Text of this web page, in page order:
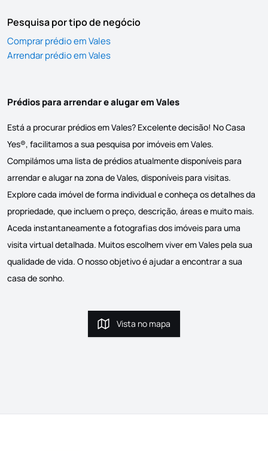
Pesquisa por tipo de negócio
Comprar prédio em Vales
Arrendar prédio em Vales
Prédios para arrendar e alugar em Vales
Está a procurar prédios em Vales? Excelente decisão! No Casa
Yes®, facilitamos a sua pesquisa por imóveis em Vales.
Compilámos uma lista de prédios atualmente disponíveis para
arrendar e alugar na zona de Vales, disponíveis para visitas.
Explore cada imóvel de forma individual e conheça os detalhes da
propriedade, que incluem o preço, descrição, áreas e muito mais.
Aceda instantaneamente a fotografias dos imóveis para uma
visita virtual detalhada. Muitos escolhem viver em Vales pela sua
qualidade de vida. O nosso objetivo é ajudar a encontrar a sua
casa de sonho.
Vista no mapa
Vista no mapa